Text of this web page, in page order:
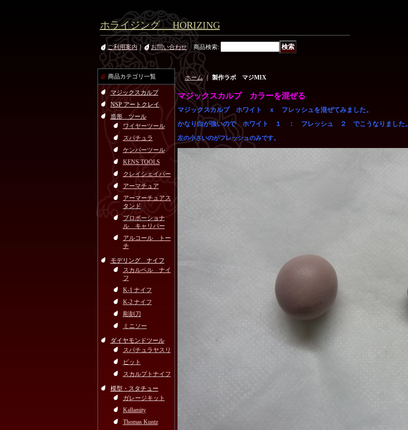
ホライジング HORIZING
ご利用案内 ｜ お問い合わせ 商品検索:
商品カテゴリ一覧
マジックスカルプ
NSP アートクレイ
造形 ツール
ワイヤーツール
スパチュラ
ケンパーツール
KENS TOOLS
クレイシェイパー
アーマチュア
アーマーチュアス
タンド
プロポーショナ
ル キャリパー
アルコール トー
チ
モデリング ナイフ
スカルペル ナイ
フ
K-1 ナイフ
K-2 ナイフ
彫刻刀
ミニソー
ダイヤモンドツール
スパチュラヤスリ
ビット
スカルプトナイフ
模型・スタチュー
ガレージキット
Kallamity
Thomas Kuntz
ホーム ｜ 製作ラボ マジMIX
マジックスカルプ カラーを混ぜる
マジックスカルプ ホワイト ｘ フレッシュを混ぜてみました。
かなり白が強いので ホワイト １ ： フレッシュ ２ でこうなりました。
左の小さいのがフレッシュのみです。